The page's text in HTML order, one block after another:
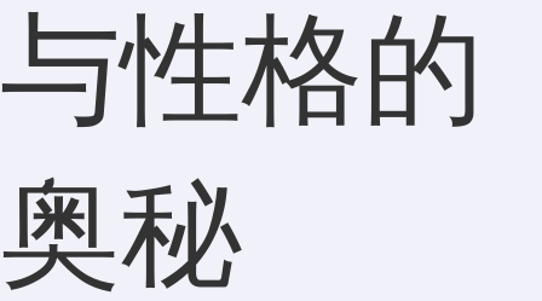
与性格的
奥秘